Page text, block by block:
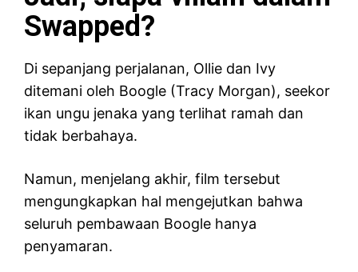
Swapped?
Di sepanjang perjalanan, Ollie dan Ivy
ditemani oleh Boogle (Tracy Morgan), seekor
ikan ungu jenaka yang terlihat ramah dan
tidak berbahaya.
Namun, menjelang akhir, film tersebut
mengungkapkan hal mengejutkan bahwa
seluruh pembawaan Boogle hanya
penyamaran.